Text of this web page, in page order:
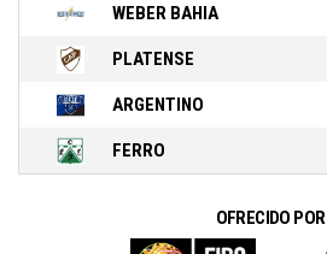
WEBER BAHIA
PLATENSE
ARGENTINO
FERRO
OFRECIDO POR